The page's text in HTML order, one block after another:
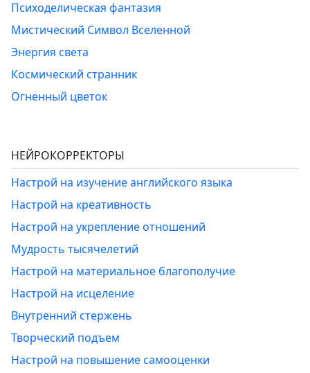
Психоделическая фантазия
Мистический Символ Вселенной
Энергия света
Космический странник
Огненный цветок
НЕЙРОКОРРЕКТОРЫ
Настрой на изучение английского языка
Настрой на креативность
Настрой на укрепление отношений
Мудрость тысячелетий
Настрой на материальное благополучие
Настрой на исцеление
Внутренний стержень
Творческий подъем
Настрой на повышение самооценки